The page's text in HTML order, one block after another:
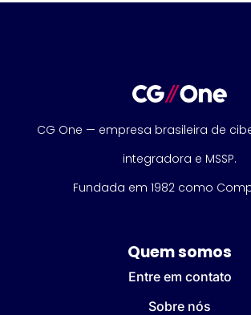
CG One — empresa brasileira de
integradora e MSSP.
Fundada em 1982 como
Quem somos
Entre em contato
Sobre nós